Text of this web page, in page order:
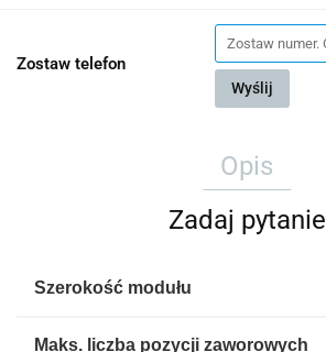
Zostaw telefon
Wyślij
Opis
Zadaj pytanie
Szerokość modułu
Maks. liczba pozycji zaworowych